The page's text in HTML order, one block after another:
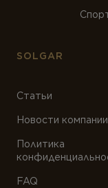
SOLGAR
Статьи
Новости компании
Политика
FAQ